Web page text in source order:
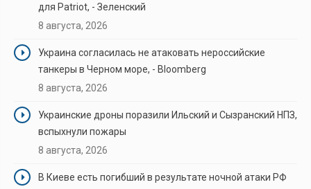
для Patriot, - Зеленский
8 августа, 2026
Украина согласилась не атаковать нероссийские
танкеры в Черном море, - Bloomberg
8 августа, 2026
Украинские дроны поразили Ильский и Сызранский НПЗ,
вспыхнули пожары
8 августа, 2026
В Киеве есть погибший в результате ночной атаки РФ